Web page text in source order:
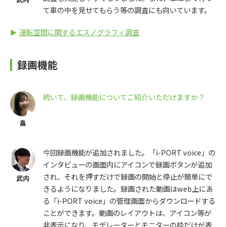
て車の中を見せてもらう等の調査にも向いています。
運転空間に関するエスノグラフィ調査
録画機能
続いて、録画機能についてご紹介いただけますか？
今回録画機能が追加されました。「i-PORT voice」の
インタビューの画面内にアイコンで録画ボタンが追加
され、それを押すだけで録画の開始と停止が簡単にで
きるようになりました。録画された動画はweb上にあ
る「i-PORT voice」の管理画面からダウンロードする
ことができます。動画のレイアウトは、アイコン等が
非表示になり、モデレーターとモニターの枠だけが表